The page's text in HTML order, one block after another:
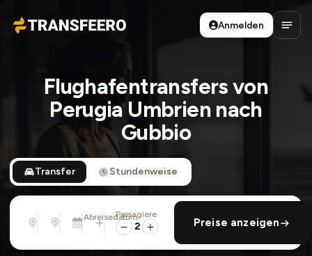
Transfeero
Anmelden
Flughafentransfers von
Perugia Umbrien nach
Gubbio
Transfer Stundenweise
Von
Adresse, Flughafen, Hotel, ...
Nach
Adresse, Flughafen, Hotel, ...
Abreisedatum
Sa., 8. Aug. · 01:45 PM
rückfahrt hinzufügen
Passagiere
2 Preise anzeigen